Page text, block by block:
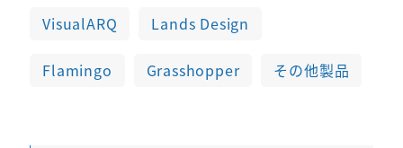
VisualARQ Lands Design
Flamingo Grasshopper その他製品